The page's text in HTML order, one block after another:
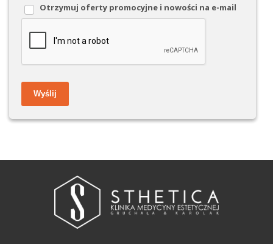
Otrzymuj oferty promocyjne i nowości na e-mail
Wyślij